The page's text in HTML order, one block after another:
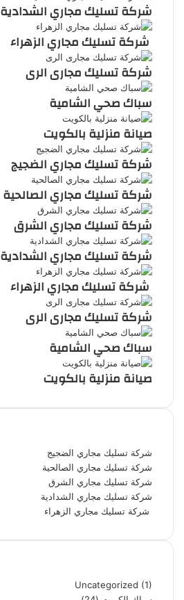
شركة تسليك مجاري الشدادية
شركة تسليك مجاري الزهراء
شركة تسليك مجارى الرى
سباك صحي الشامية
صيانة منزلية بالكويت
شركة تسليك مجاري الضجيج
شركة تسليك مجاري الصالحية
شركة تسليك مجاري الشرق
شركة تسليك مجاري الشدادية
شركة تسليك مجاري الزهراء
شركة تسليك مجارى الرى
سباك صحي الشامية
صيانة منزلية بالكويت
شركة تسليك مجاري الضجيج
شركة تسليك مجاري الصالحية
شركة تسليك مجاري الشرق
شركة تسليك مجاري الشدادية
شركة تسليك مجاري الزهراء
Uncategorized (1)